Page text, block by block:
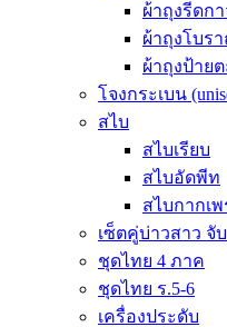
ผ้าถุงรีดกา
ผ้าถุงโบร
ผ้าถุงป้าย
โจงกระเบน
สไบ
สไบเรียบ
สไบอัดพีท
สไบกากเ
เซ็ตคู่บ่าวสาว จั
ชุดไทย 4 ภาค
ชุดไทย ร.5-6
เครื่องประดับ